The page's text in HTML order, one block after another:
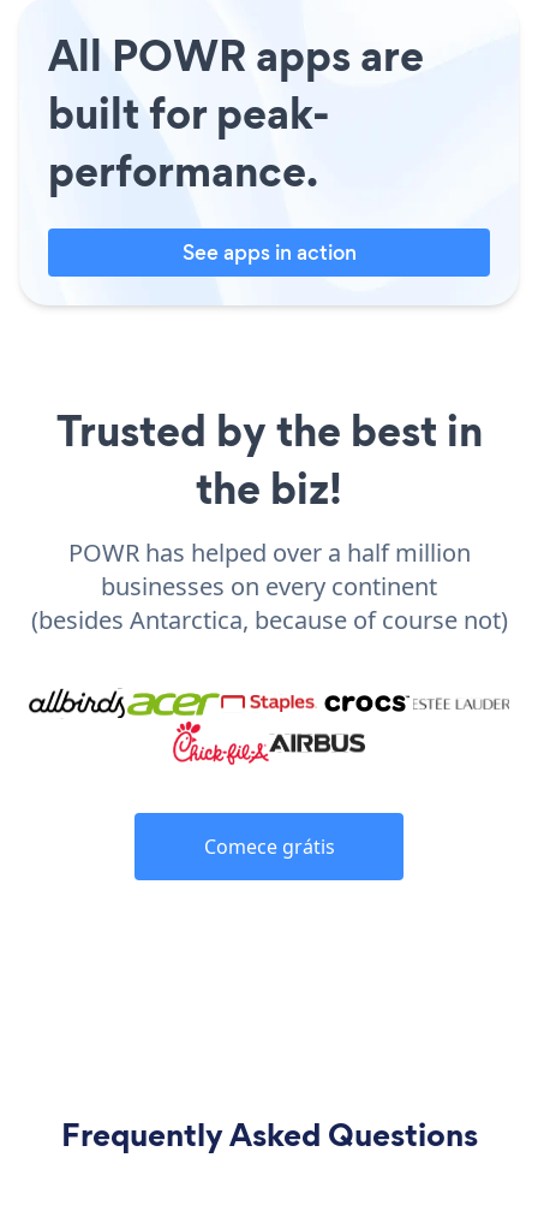
All POWR apps are
built for peak-
performance.
See apps in action
Trusted by the best in
the biz!
POWR has helped over a half million
businesses on every continent
(besides Antarctica, because of course not)
Comece grátis
Frequently Asked Questions